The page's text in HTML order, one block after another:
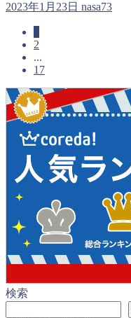
2023年1月23日 nasa73
2
...
17
検索